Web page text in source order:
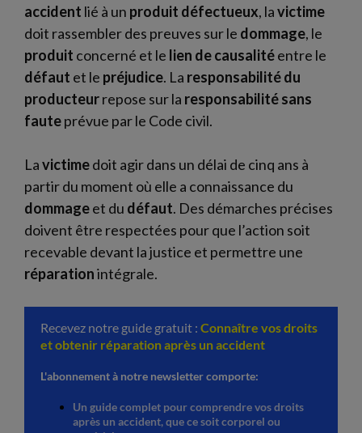
accident lié à un produit défectueux, lavictime
doit rassembler des preuves sur le dommage, le
produit concerné et le lien de causalitéentre le
défaut et le préjudice. La responsabilité du
producteurrepose sur la responsabilité sans
fauteprévue par le Code civil.
Lavictimedoit agir dans un délai de cinq ans à
partir du moment où elle a connaissance du
dommageet du défaut. Des démarches précises
doivent être respectées pour que l’action soit
recevable devant la justice et permettre une
réparationintégrale.